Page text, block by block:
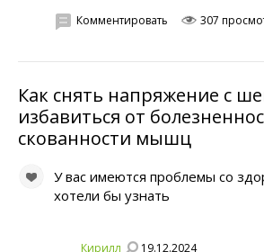
Комментировать 307
Как снять напряжение с
избавиться от
скованности мышц
У вас имеются проблемы со
хотели бы узнать
Кирилл 19.12.2024